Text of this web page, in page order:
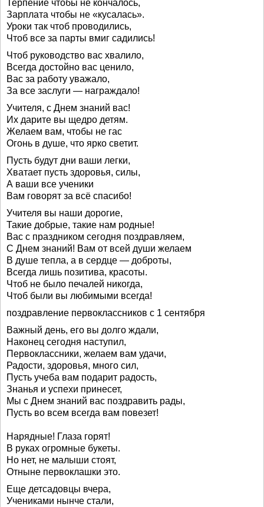
Терпение чтобы не кончалось,
Зарплата чтобы не «кусалась».
Уроки так чтоб проводились,
Чтоб все за парты вмиг садились!
Чтоб руководство вас хвалило,
Всегда достойно вас ценило,
Вас за работу уважало,
За все заслуги — награждало!
Учителя, с Днем знаний вас!
Их дарите вы щедро детям.
Желаем вам, чтобы не гас
Огонь в душе, что ярко светит.
Пусть будут дни ваши легки,
Хватает пусть здоровья, силы,
А ваши все ученики
Вам говорят за всё спасибо!
Учителя вы наши дорогие,
Такие добрые, такие нам родные!
Вас с праздником сегодня поздравляем,
С Днем знаний! Вам от всей души желаем
В душе тепла, а в сердце — доброты,
Всегда лишь позитива, красоты.
Чтоб не было печалей никогда,
Чтоб были вы любимыми всегда!
поздравление первоклассников с 1 сентября
Важный день, его вы долго ждали,
Наконец сегодня наступил,
Первоклассники, желаем вам удачи,
Радости, здоровья, много сил,
Пусть учеба вам подарит радость,
Знанья и успехи принесет,
Мы с Днем знаний вас поздравить рады,
Пусть во всем всегда вам повезет!
Нарядные! Глаза горят!
В руках огромные букеты.
Но нет, не малыши стоят,
Отныне первоклашки это.
Еще детсадовцы вчера,
Учениками нынче стали,